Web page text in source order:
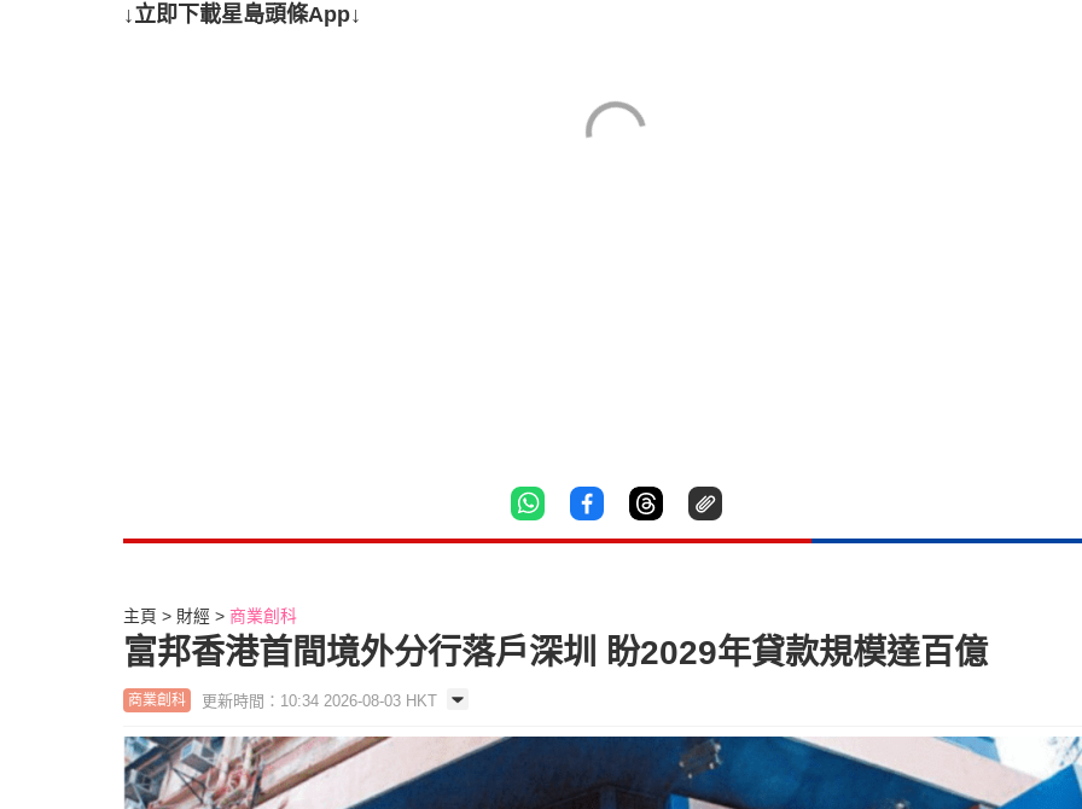
↓立即下載星島頭條App↓
主頁 財經 商業創科
富邦香港首間境外分行落戶深圳 盼2029年貸款規模達百億
商業創科 更新時間：10:34 2026-08-03 HKT